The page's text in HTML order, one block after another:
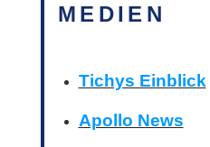
MEDIEN
Tichys Einblick
Apollo News